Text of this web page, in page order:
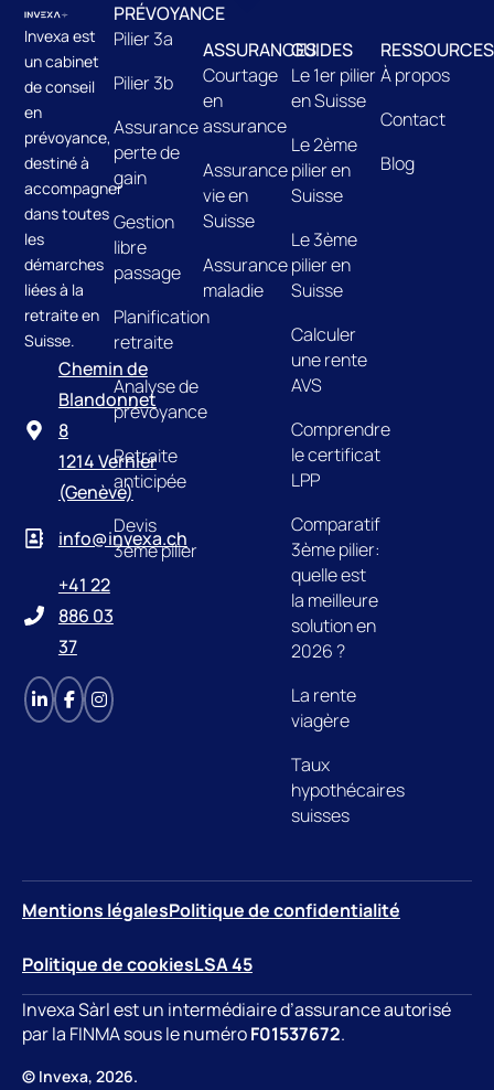
Invexa est
un cabinet
de conseil
en
prévoyance,
destiné à
accompagner
dans toutes
les
démarches
liées à la
retraite en
Suisse.
Chemin de
Blandonnet
8
1214 Vernier
(Genève)
info@invexa.ch
+41 22
886 03
37
PRÉVOYANCE
Pilier 3a
Pilier 3b
Assurance
perte de
gain
Gestion
libre
passage
Planification
retraite
Analyse de
prévoyance
Retraite
anticipée
Devis
3ème pilier
ASSURANCES
Courtage
en
assurance
Assurance
vie en
Suisse
Assurance
maladie
GUIDES
Le 1er pilier
en Suisse
Le 2ème
pilier en
Suisse
Le 3ème
pilier en
Suisse
Calculer
une rente
AVS
Comprendre
le certificat
LPP
Comparatif
3ème pilier:
quelle est
la meilleure
solution en
2026 ?
La rente
viagère
Taux
hypothécaires
suisses
RESSOURCES
À propos
Contact
Blog
Mentions légalesPolitique de confidentialité
Politique de cookiesLSA 45
Invexa Sàrl est un intermédiaire d’assurance autorisé
par la FINMA sous le numéroF01537672.
© Invexa, 2026.